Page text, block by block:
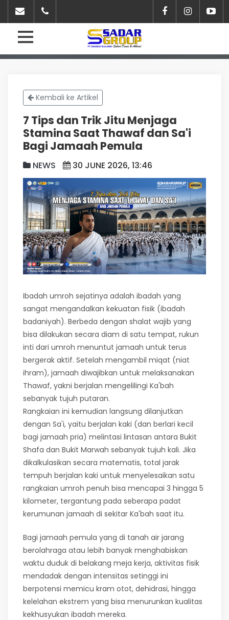
Kembali ke Artikel
7 Tips dan Trik Jitu Menjaga
Stamina Saat Thawaf dan Sa'i
Bagi Jamaah Pemula
NEWS 30 JUNE 2026, 13:46
Ibadah umroh sejatinya adalah ibadah yang
sangat mengandalkan kekuatan fisik (ibadah
badaniyah). Berbeda dengan shalat wajib yang
bisa dilakukan secara diam di satu tempat, rukun
inti dari umroh menuntut jamaah untuk terus
bergerak aktif. Setelah mengambil miqat (niat
ihram), jamaah diwajibkan untuk melaksanakan
Thawaf, yakni berjalan mengelilingi Ka'bah
sebanyak tujuh putaran.
Rangkaian ini kemudian langsung dilanjutkan
dengan Sa'i, yaitu berjalan kaki (dan berlari kecil
bagi jamaah pria) melintasi lintasan antara Bukit
Shafa dan Bukit Marwah sebanyak tujuh kali. Jika
dikalkulasikan secara matematis, total jarak
tempuh berjalan kaki untuk menyelesaikan satu
rangkaian umroh penuh bisa mencapai 3 hingga 5
kilometer, tergantung pada seberapa padat
kerumunan jamaah di sekitar Ka'bah saat itu.
Bagi jamaah pemula yang di tanah air jarang
berolahraga atau lebih banyak menghabiskan
waktu duduk di belakang meja kerja, aktivitas fisik
mendadak dengan intensitas setinggi ini
berpotensi memicu kram otot, dehidrasi, hingga
kelelahan ekstrem yang bisa menurunkan kualitas
kekhusyukan ibadah mereka.